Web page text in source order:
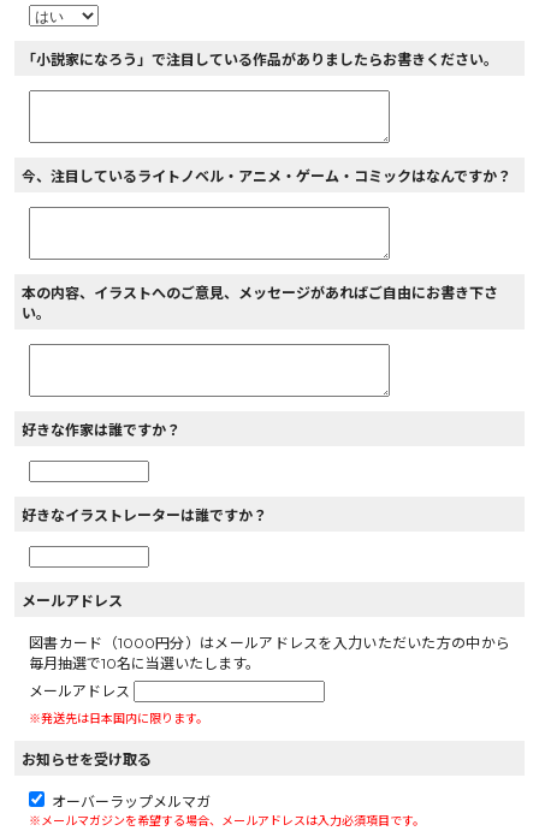
「小説家になろう」で注目している作品がありましたらお書きください。
今、注目しているライトノベル・アニメ・ゲーム・コミックはなんですか？
本の内容、イラストへのご意見、メッセージがあればご自由にお書き下さ
い。
好きな作家は誰ですか？
好きなイラストレーターは誰ですか？
メールアドレス
図書カード（1000円分）はメールアドレスを入力いただいた方の中から
毎月抽選で10名に当選いたします。
メールアドレス
※発送先は日本国内に限ります。
お知らせを受け取る
オーバーラップメルマガ
※メールマガジンを希望する場合、メールアドレスは入力必須項目です。